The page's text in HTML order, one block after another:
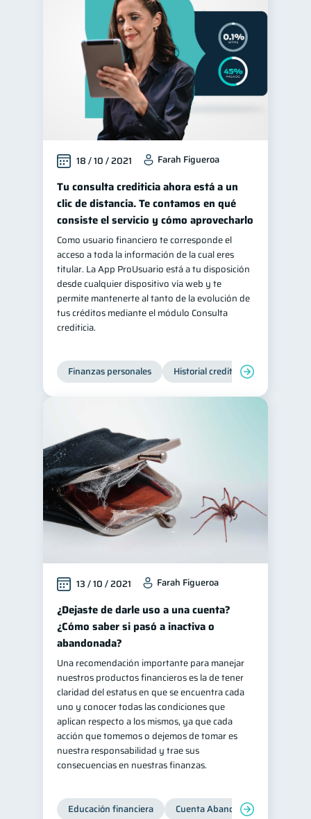
Vacaciones 2 Inversiones
Finanzas Personales 1
Finanzas en Pareja 1
Educación Financiera 1
Fraudes Mipymes 1
Información financiera 1
inversiones
Retiro 1 Doble sueldo 1
Gasto responsable 1
información financiera 1
18 / 10 / 2021 Farah Figueroa
Tu consulta crediticia ahora está a un
clic de distancia. Te contamos en qué
consiste el servicio y cómo aprovecharlo
Como usuario financiero te corresponde el
acceso a toda la información de la cual eres
titular. La App ProUsuario está a tu disposición
desde cualquier dispositivo vía web y te
permite mantenerte al tanto de la evolución de
tus créditos mediante el módulo Consulta
crediticia.
Finanzas personales Historial crediticio
13 / 10 / 2021 Farah Figueroa
¿Dejaste de darle uso a una cuenta?
¿Cómo saber si pasó a inactiva o
abandonada?
Una recomendación importante para manejar
nuestros productos financieros es la de tener
claridad del estatus en que se encuentra cada
uno y conocer todas las condiciones que
aplican respecto a los mismos, ya que cada
acción que tomemos o dejemos de tomar es
nuestra responsabilidad y trae sus
consecuencias en nuestras finanzas.
Educación financiera Cuenta Abandonada